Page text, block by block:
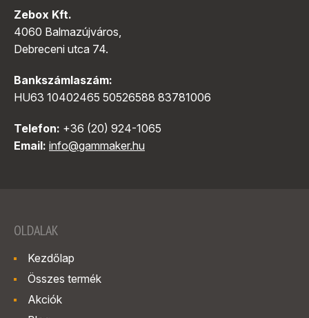
Zebox Kft.
4060 Balmazújváros,
Debreceni utca 74.
Bankszámlaszám:
HU63 10402465 50526588 83781006
Telefon: +36 (20) 924-1065
Email: info@gammaker.hu
OLDALAK
Kezdőlap
Összes termék
Akciók